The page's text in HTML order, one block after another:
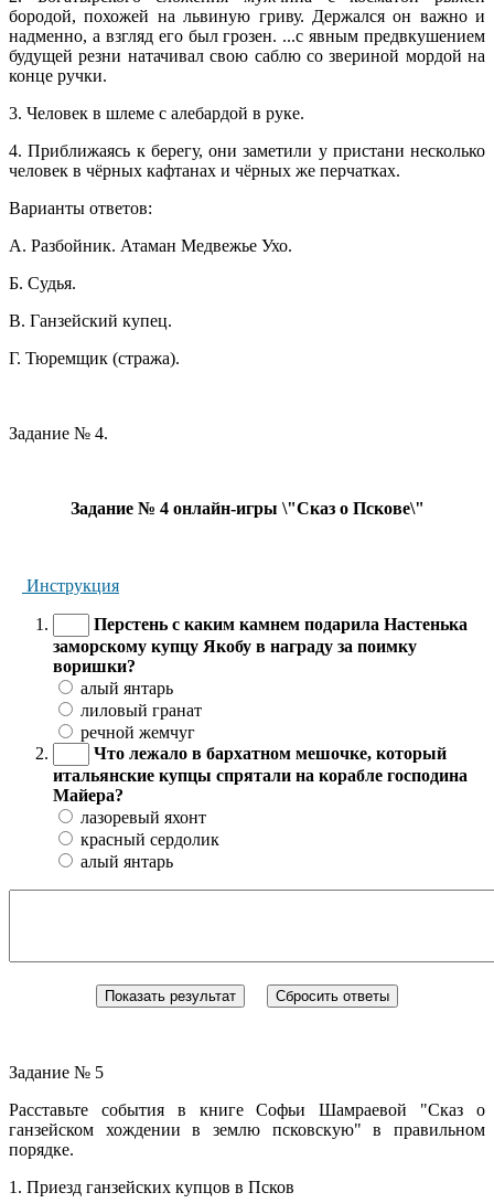
бородой, похожей на львиную гриву. Держался он важно и
надменно, а взгляд его был грозен. ...с явным предвкушением
будущей резни натачивал свою саблю со звериной мордой на
конце ручки.
3. Человек в шлеме с алебардой в руке.
4. Приближаясь к берегу, они заметили у пристани несколько
человек в чёрных кафтанах и чёрных же перчатках.
Варианты ответов:
А. Разбойник. Атаман Медвежье Ухо.
Б. Судья.
В. Ганзейский купец.
Г. Тюремщик (стража).
Задание № 4.
Задание № 4 онлайн-игры \"Сказ о Пскове\"
Инструкция
Перстень с каким камнем подарила Настенька
заморскому купцу Якобу в награду за поимку
воришки?
алый янтарь
лиловый гранат
речной жемчуг
Что лежало в бархатном мешочке, который
итальянские купцы спрятали на корабле господина
Майера?
лазоревый яхонт
красный сердолик
алый янтарь
Задание № 5
Расставьте события в книге Софьи Шамраевой "Сказ о
ганзейском хождении в землю псковскую" в правильном
порядке.
1. Приезд ганзейских купцов в Псков